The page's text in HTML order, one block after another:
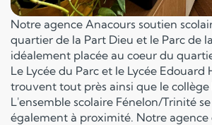
Notre agence Anacours soutien
quartier de la Part Dieu et le Parc de
idéalement placée au coeur du
Le Lycée du Parc et le Lycée Edouard
trouvent tout près ainsi que le collège
L'ensemble scolaire Fénelon/Trinité
également à proximité. Notre